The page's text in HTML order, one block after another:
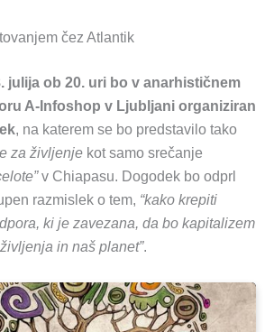
čez Atlantik
julija ob 20. uri bo v anarhističnem
A-Infoshop v Ljubljani organiziran
, na katerem se bo predstavilo tako
za življenje kot samo srečanje
v Chiapasu. Dogodek bo odprl
razmislek o tem, “kako krepiti
ki je zavezana, da bo kapitalizem
in naš planet”.